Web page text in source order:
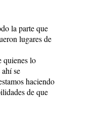
la parte que
lugares de
quienes lo
se
haciendo
de que